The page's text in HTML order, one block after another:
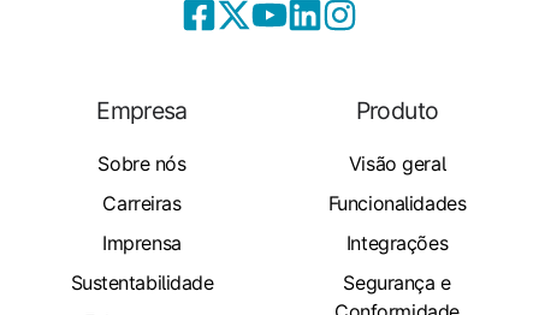
Empresa
Sobre nós
Carreiras
Imprensa
Sustentabilidade
Produto
Visão geral
Funcionalidades
Integrações
Segurança e